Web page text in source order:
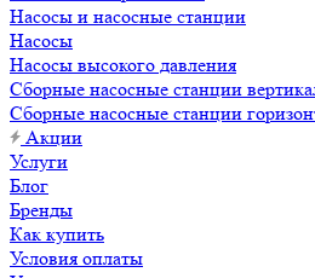
Насосы и насосные станции
Насосы
Насосы высокого давления
Сборные насосные станции
Сборные насосные станции
Акции
Услуги
Блог
Бренды
Как купить
Условия оплаты